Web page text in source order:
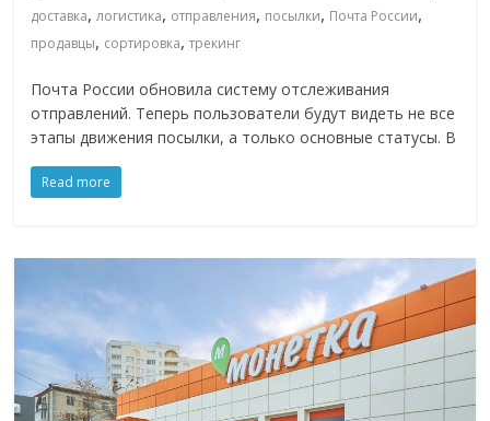
доставка,логистика, отправления, посылки, Почта России,
продавцы, сортировка,трекинг
Почта России обновила систему отслеживания
отправлений. Теперь пользователи будут видеть не все
этапы движения посылки, а только основные статусы. В
Read more